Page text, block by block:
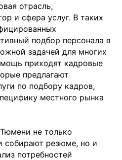
отрасль,
и сфера услуг. В таких
подбор персонала в
задачей для многих
приходят кадровые
предлагают
по подбору кадров,
местного рынка
не только
собирают резюме, но и
потребностей